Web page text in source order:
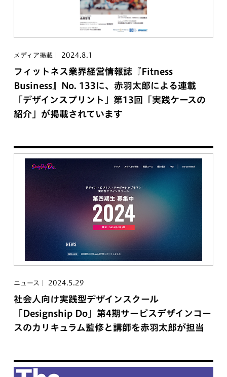
メディア掲載 2024.8.1
フィットネス業界経営情報誌『Fitness
Business』No. 133に、赤羽太郎による連載
「デザインスプリント」第13回「実践ケースの
紹介」が掲載されています
ニュース 2024.5.29
社会人向け実践型デザインスクール
「Designship Do」第4期サービスデザインコー
スのカリキュラム監修と講師を赤羽太郎が担当